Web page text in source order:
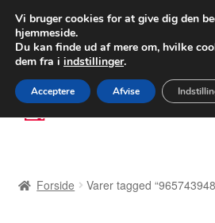
LEVERING fra
FEDEX
80 82 72 02
Spring
til
Spring
til
Betalinger
Forside Varer tagged
Vi bruger cookies for at give dig den
hjemmeside.
Du kan finde ud af mere om, hvilke
dem fra i indstillinger.
Acceptere Afvise